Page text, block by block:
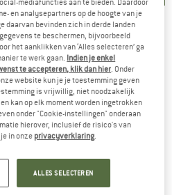
Top - Top
en analysepartners op de hoogte van je
daarvan bevinden zich in derde landen
te beschermen, bijvoorbeeld
het aanklikken van ‘Alles selecteren’ ga
te werk gaan. Indien je enkel
te accepteren, klik dan hier . Onder
website kun je je toestemming geven
is vrijwillig, niet noodzakelijk
kan op elk moment worden ingetrokken
onder "Cookie-instellingen" onderaan
hierover, inclusief de risico's van
in onze privacyverklaring
ALLES SELECTEREN